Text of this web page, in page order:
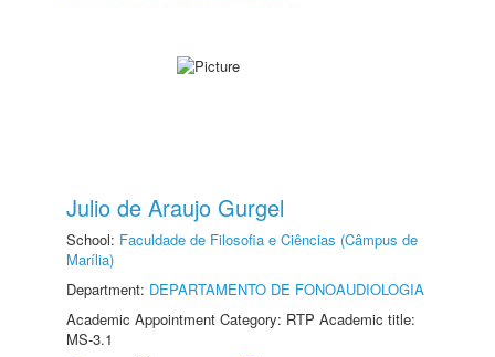
Julio de Araujo Gurgel
School: Faculdade de Filosofia e Ciências (Câmpus de
Marília)
Department: DEPARTAMENTO DE FONOAUDIOLOGIA
Academic Appointment Category: RTP Academic title:
MS-3.1